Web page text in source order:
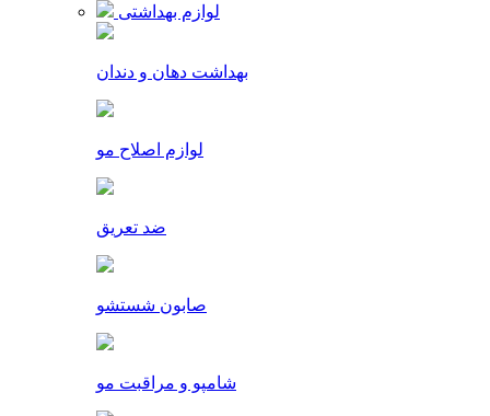
لوازم بهداشتی
بهداشت دهان و دندان
لوازم اصلاح مو
ضد تعریق
صابون شستشو
شامپو و مراقبت مو